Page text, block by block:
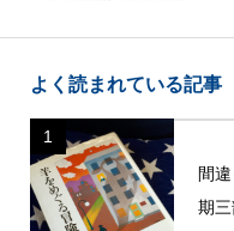
よく読まれている記事
1
間
期三